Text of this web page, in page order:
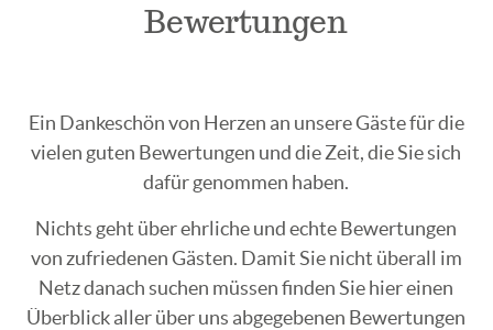
Bewertungen
Ein Dankeschön von Herzen an unsere Gäste für die
vielen guten Bewertungen und die Zeit, die Sie sich
dafür genommen haben.
Nichts geht über ehrliche und echte Bewertungen
von zufriedenen Gästen. Damit Sie nicht überall im
Netz danach suchen müssen finden Sie hier einen
Überblick aller über uns abgegebenen Bewertungen